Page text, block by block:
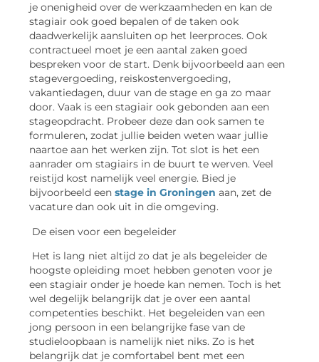
je onenigheid over de werkzaamheden en kan de
stagiair ook goed bepalen of de taken ook
daadwerkelijk aansluiten op het leerproces. Ook
contractueel moet je een aantal zaken goed
bespreken voor de start. Denk bijvoorbeeld aan een
stagevergoeding, reiskostenvergoeding,
vakantiedagen, duur van de stage en ga zo maar
door. Vaak is een stagiair ook gebonden aan een
stageopdracht. Probeer deze dan ook samen te
formuleren, zodat jullie beiden weten waar jullie
naartoe aan het werken zijn. Tot slot is het een
aanrader om stagiairs in de buurt te werven. Veel
reistijd kost namelijk veel energie. Bied je
bijvoorbeeld een stage in Groningen aan, zet de
vacature dan ook uit in die omgeving.
De eisen voor een begeleider
Het is lang niet altijd zo dat je als begeleider de
hoogste opleiding moet hebben genoten voor je
een stagiair onder je hoede kan nemen. Toch is het
wel degelijk belangrijk dat je over een aantal
competenties beschikt. Het begeleiden van een
jong persoon in een belangrijke fase van de
studieloopbaan is namelijk niet niks. Zo is het
belangrijk dat je comfortabel bent met een